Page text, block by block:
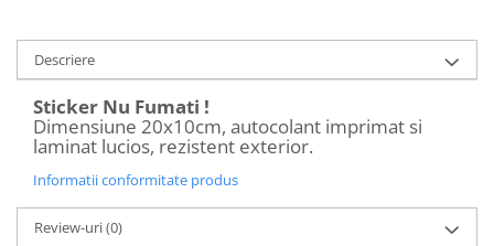
Descriere
Sticker Nu Fumati !
Dimensiune 20x10cm, autocolant imprimat si
laminat lucios, rezistent exterior.
Informatii conformitate produs
Review-uri(0)